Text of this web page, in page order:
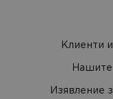
Клиенти
Нашите
Изявление